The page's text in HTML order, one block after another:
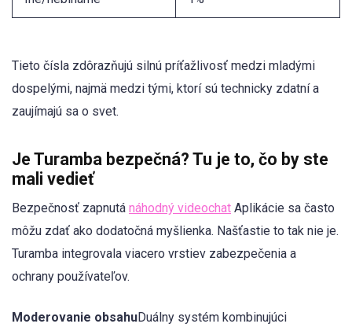
Tieto čísla zdôrazňujú silnú príťažlivosť medzi mladými
dospelými, najmä medzi tými, ktorí sú technicky zdatní a
zaujímajú sa o svet.
Je Turamba bezpečná? Tu je to, čo by ste
mali vedieť
Bezpečnosť zapnutá náhodný videochat Aplikácie sa často
môžu zdať ako dodatočná myšlienka. Našťastie to tak nie je.
Turamba integrovala viacero vrstiev zabezpečenia a
ochrany používateľov.
Moderovanie obsahuDuálny systém kombinujúci